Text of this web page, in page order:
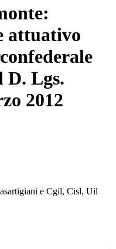
attuativo
D. Lgs.
2012
e Cgil, Cisl, Uil